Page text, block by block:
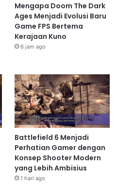
Mengapa Doom The Dark
Ages Menjadi Evolusi Baru
Game FPS Bertema
Kerajaan Kuno
6 jam ago
Battlefield 6 Menjadi
Perhatian Gamer dengan
Konsep Shooter Modern
yang Lebih Ambisius
1 hari ago